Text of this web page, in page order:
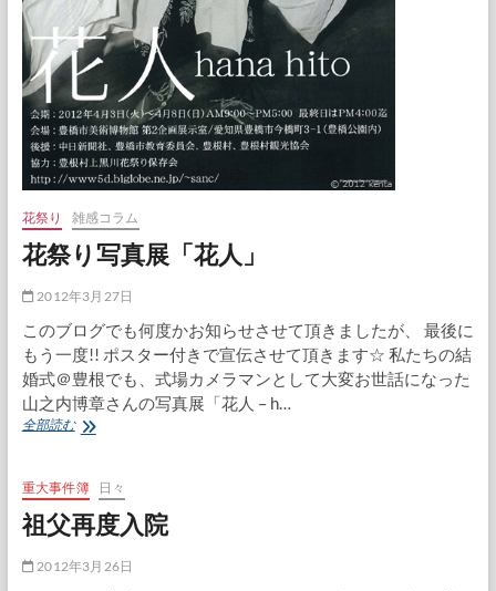
花祭り 雑感コラム
花祭り写真展「花人」
2012年3月27日
このブログでも何度かお知らせさせて頂きましたが、 最後に
もう一度!! ポスター付きで宣伝させて頂きます☆ 私たちの結
婚式＠豊根でも、式場カメラマンとして大変お世話になった
山之内博章さんの写真展「花人 – h…
全部読む花
写
真
展
人」
重大事件簿 日々
祖父再度入院
2012年3月26日